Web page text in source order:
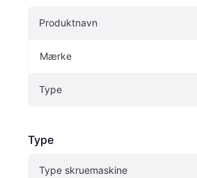
Produktnavn
Mærke
Type
Type
Type skruemaskine